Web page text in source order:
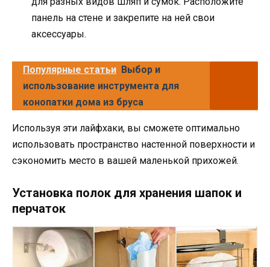
панель на стене и закрепите на ней свои
аксессуары.
Популярные статьи Выбор и
использование инструмента для
конопатки дома из бруса
Используя эти лайфхаки, вы сможете оптимально
использовать пространство настенной поверхности и
сэкономить место в вашей маленькой прихожей.
Установка полок для хранения шапок и
перчаток